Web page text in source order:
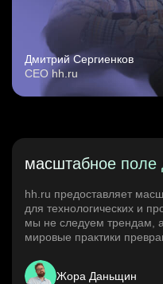
Дмитрий Сергиенков
CEO hh.ru
масштабное поле
hh.ru предоставляет
для технологических и
мы не следуем трендам,
мировые практики
Жора Даньщин